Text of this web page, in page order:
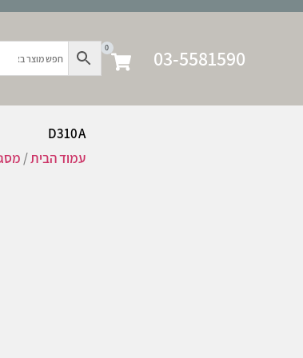
03-5581590
0
D310A
עמוד הבית/